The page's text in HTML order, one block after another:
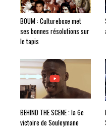
BOUM : Cultureboxe met
ses bonnes résolutions sur
le tapis
BEHIND THE SCENE : la 6e
victoire de Souleymane